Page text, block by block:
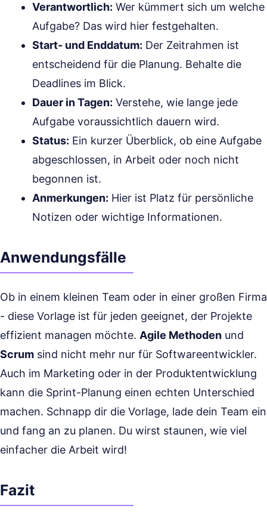
Verantwortlich: Wer kümmert sich um welche
Aufgabe? Das wird hier festgehalten.
Start- und Enddatum: Der Zeitrahmen ist
entscheidend für die Planung. Behalte die
Deadlines im Blick.
Dauer in Tagen: Verstehe, wie lange jede
Aufgabe voraussichtlich dauern wird.
Status: Ein kurzer Überblick, ob eine Aufgabe
abgeschlossen, in Arbeit oder noch nicht
begonnen ist.
Anmerkungen: Hier ist Platz für persönliche
Notizen oder wichtige Informationen.
Anwendungsfälle
Ob in einem kleinen Team oder in einer großen Firma
- diese Vorlage ist für jeden geeignet, der Projekte
effizient managen möchte. Agile Methoden und
Scrum sind nicht mehr nur für Softwareentwickler.
Auch im Marketing oder in der Produktentwicklung
kann die Sprint-Planung einen echten Unterschied
machen. Schnapp dir die Vorlage, lade dein Team ein
und fang an zu planen. Du wirst staunen, wie viel
einfacher die Arbeit wird!
Fazit